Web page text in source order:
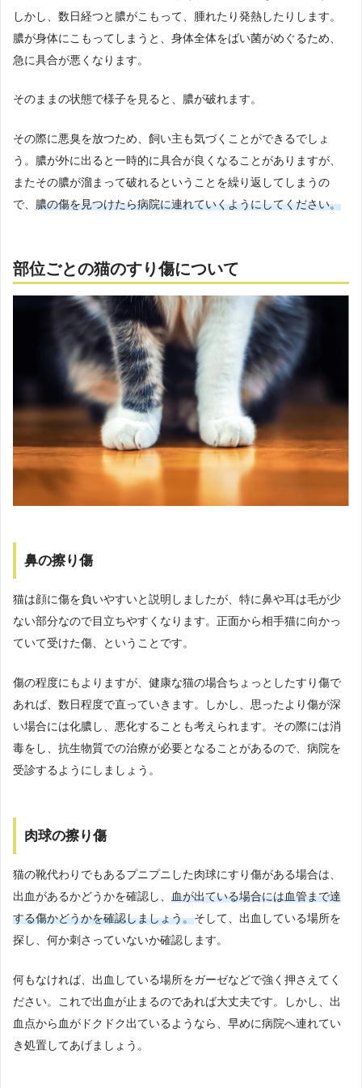
しかし、数日経つと膿がこもって、腫れたり発熱したりします。
膿が身体にこもってしまうと、身体全体をばい菌がめぐるため、
急に具合が悪くなります。
そのままの状態で様子を見ると、膿が破れます。
その際に悪臭を放つため、飼い主も気づくことができるでしょ
う。膿が外に出ると一時的に具合が良くなることがありますが、
またその膿が溜まって破れるということを繰り返してしまうの
で、 膿の傷を見つけたら病院に連れていくようにしてください。
部位ごとの猫のすり傷について
鼻の擦り傷
猫は顔に傷を負いやすいと説明しましたが、特に鼻や耳は毛が少
ない部分なので目立ちやすくなります。正面から相手猫に向かっ
ていて受けた傷、ということです。
傷の程度にもよりますが、健康な猫の場合ちょっとしたすり傷で
あれば、数日程度で直っていきます。しかし、思ったより傷が深
い場合には化膿し、悪化することも考えられます。その際には消
毒をし、抗生物質での治療が必要となることがあるので、病院を
受診するようにしましょう。
肉球の擦り傷
猫の靴代わりでもあるプニプニした肉球にすり傷がある場合は、
出血があるかどうかを確認し、 血が出ている場合には血管まで達
する傷かどうかを確認しましょう。そして、出血している場所を
探し、何か刺さっていないか確認します。
何もなければ、出血している場所をガーゼなどで強く押さえてく
ださい。これで出血が止まるのであれば大丈夫です。しかし、出
血点から血がドクドク出ているようなら、早めに病院へ連れてい
き処置してあげましょう。